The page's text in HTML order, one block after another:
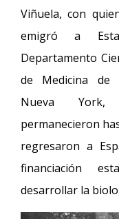
Viñuela, con
emigró a
Departamento
de Medicina de
Nueva York,
permanecieron
regresaron a
financiación
desarrollar la